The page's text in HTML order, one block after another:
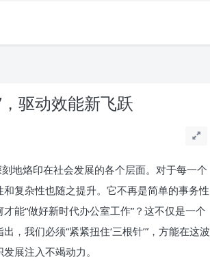
驱动效能新飞跃
地烙印在社会发展的各个层面。对于每一个
复杂性也随之提升。它不再是简单的事务性
能“做好新时代办公室工作”？这不仅是一个
我们必须“紧紧扭住‘三根针’”，方能在这波
展注入不竭动力。